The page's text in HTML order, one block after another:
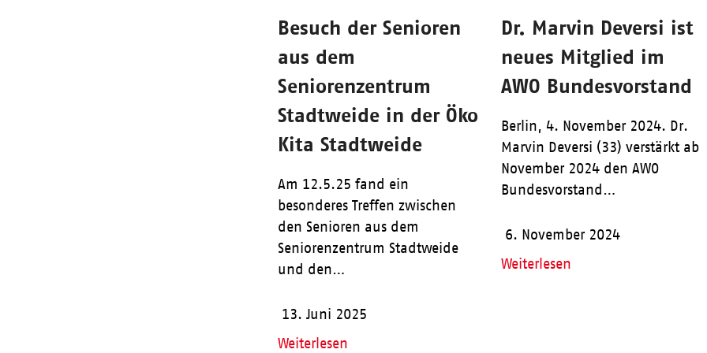
Besuch der Senioren
aus dem
Seniorenzentrum
Stadtweide in der Öko
Kita Stadtweide
Am 12.5.25 fand ein
besonderes Treffen zwischen
den Senioren aus dem
Seniorenzentrum Stadtweide
und den…
13. Juni 2025
Weiterlesen
Dr. Marvin Deversi ist
neues Mitglied im
AWO Bundesvorstand
Berlin, 4. November 2024. Dr.
Marvin Deversi (33) verstärkt ab
November 2024 den AWO
Bundesvorstand…
6. November 2024
Weiterlesen